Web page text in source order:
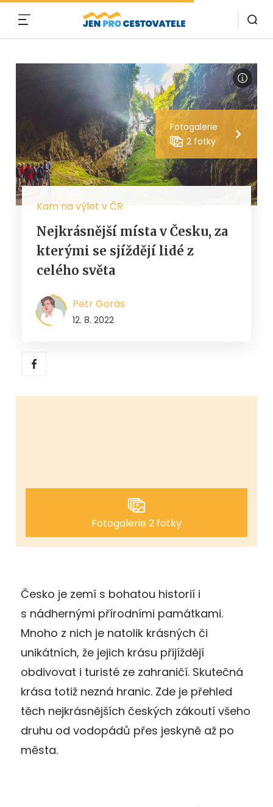
Fotogalerie
2 fotky
Kam na výlet v ČR
Nejkrásnější místa v Česku, za
kterými se sjíždějí lidé z
celého světa
Petr Gorás
12. 8. 2022
Fotogalerie 2 fotky
Česko je zemí s bohatou historií i
s nádhernými přírodními památkami.
Mnoho z nich je natolik krásných či
unikátních, že jejich krásu přijíždějí
obdivovat i turisté ze zahraničí. Skutečná
krása totiž nezná hranic. Zde je přehled
těch nejkrásnějších českých zákoutí všeho
druhu od vodopádů přes jeskyně až po
města.